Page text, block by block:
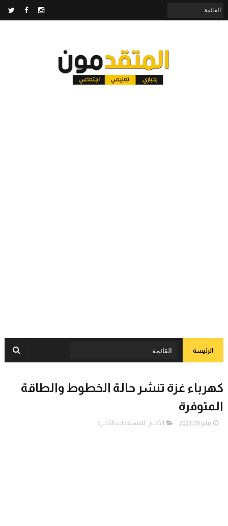
الرئيسة
كهرباء غزة تنشر حالة الخطوط والطاقة
المتوفرة
مايو 09, 2023 الأخبار , المستجدات الأخيرة